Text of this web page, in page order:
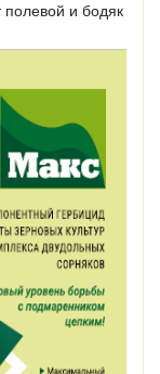
полевой и бодяк